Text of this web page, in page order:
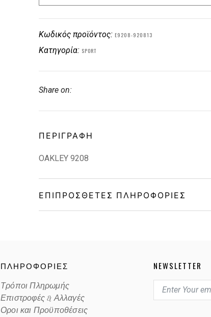
Κωδικός προϊόντος: E9208-920813
Κατηγορία: SPORT
Share on:
ΠΕΡΙΓΡΑΦΉ
OAKLEY 9208
ΕΠΙΠΡΌΣΘΕΤΕΣ ΠΛΗΡΟΦΟΡΊΕΣ
Lens Color PHOTOCHROMIC GRAY
ΠΛΗΡΟΦΟΡΙΕΣ
Τρόποι Πληρωμής
Επιστροφές & Αλλαγές
Οροι και Προϋποθέσεις
NEWSLETTER